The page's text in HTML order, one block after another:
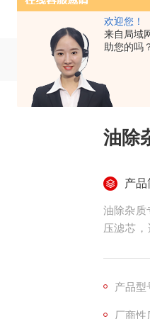
欢迎您！
来自局域
助您的吗
当
油除
产品
油除杂质
压滤芯
产品型
厂商性